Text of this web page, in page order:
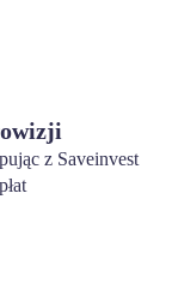
z Saveinvest